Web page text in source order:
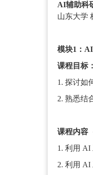
AI辅助科
山东大学
模块1：
课程目标：
1. 探讨如
2. 熟悉结
课程内容
1. 利用 AI
2. 利用